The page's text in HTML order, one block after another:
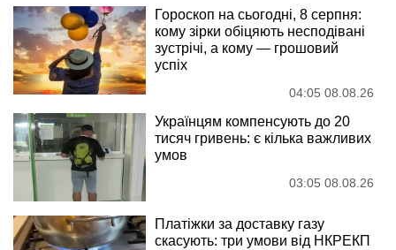
Гороскоп на сьогодні, 8 серпня:
кому зірки обіцяють несподівані
зустрічі, а кому — грошовий
успіх
04:05 08.08.26
Українцям компенсують до 20
тисяч гривень: є кілька важливих
умов
03:05 08.08.26
Платіжки за доставку газу
скасують: три умови від НКРЕКП